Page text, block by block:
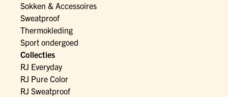
Sokken & Accessoires
Sweatproof
Thermokleding
Sport ondergoed
Collecties
RJ Everyday
RJ Pure Color
RJ Sweatproof